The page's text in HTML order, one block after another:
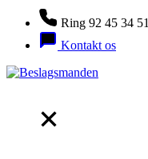
Ring 92 45 34 51
Kontakt os